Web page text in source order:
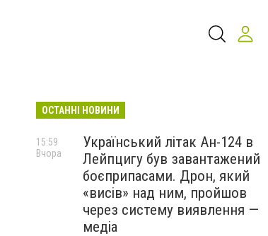
ОСТАННІ НОВИНИ
Український літак Ан-124 в
Лейпцигу був завантажений
боєприпасами. Дрон, який
«висів» над ним, пройшов
через систему виявлення —
медіа
15:59
Вчора